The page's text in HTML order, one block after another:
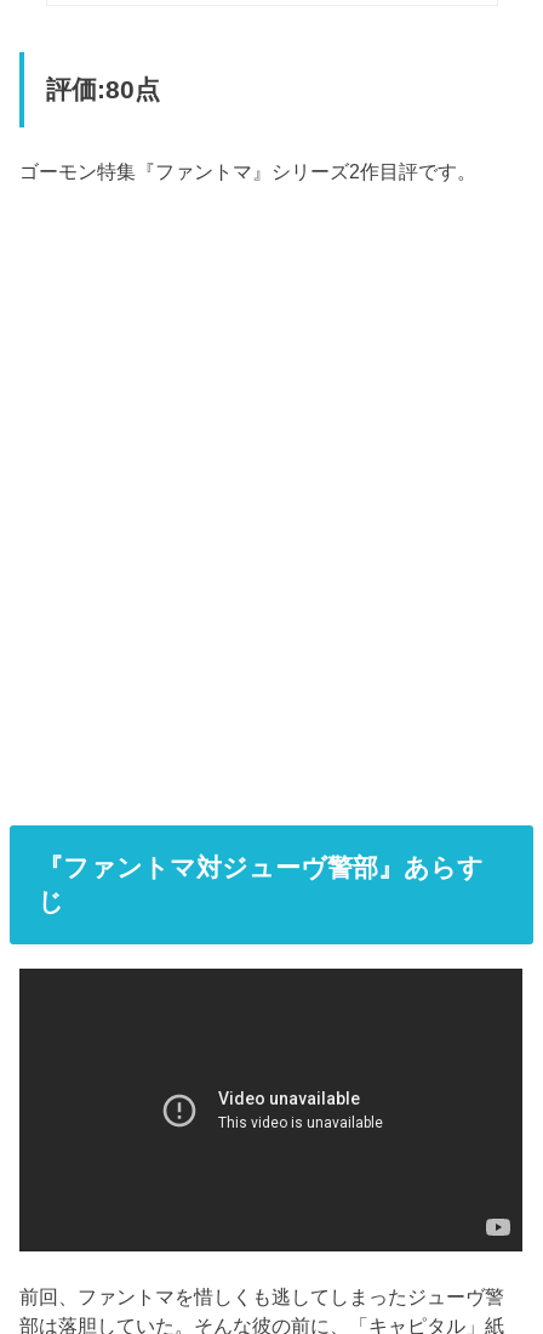
評価:80点
ゴーモン特集『ファントマ』シリーズ2作目評です。
『ファントマ対ジューヴ警部』あらす
じ
前回、ファントマを惜しくも逃してしまったジューヴ警
部は落胆していた。そんな彼の前に、「キャピタル」紙